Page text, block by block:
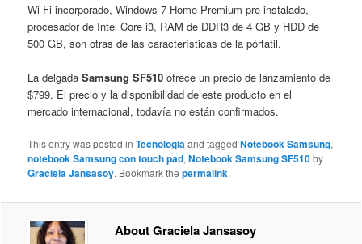
Wi-Fi incorporado, Windows 7 Home Premium pre instalado,
procesador de Intel Core i3, RAM de DDR3 de 4 GB y HDD de
500 GB, son otras de las características de la pórtatil.
La delgadaSamsung SF510ofrece un precio de lanzamiento de
$799. El precio y la disponibilidad de este producto en el
mercado internacional, todavía no están confirmados.
This entry was posted inTecnologiaand taggedNotebook Samsung,
notebook Samsung con touch pad,Notebook Samsung SF510by
Graciela Jansasoy. Bookmark thepermalink.
About Graciela Jansasoy